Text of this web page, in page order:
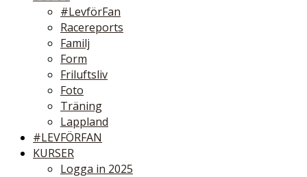
#LevförFan
Racereports
Familj
Form
Friluftsliv
Foto
Träning
Lappland
#LEVFÖRFAN
KURSER
Logga in 2025